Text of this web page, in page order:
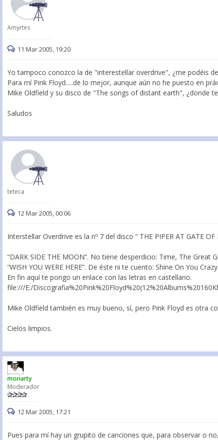
Amyrtes
11 Mar 2005, 19:20
Yo tampoco conozco la de "interestellar overdrive", ¿me podéis
Para mí Pink Floyd.....de lo mejor, aunque aún no he puesto en
Mike Oldfield y su disco de "The songs of distant earth", ¿donde
Saludos
teteca
12 Mar 2005, 00:06
Interstellar Overdrive es la nº 7 del disco “ THE PIPER AT GATE
“DARK SIDE THE MOON”. No tiene desperdicio: Time, The Great
“WISH YOU WERE HERE”. De éste ni te cuento: Shine On You
En fin aquí te pongo un enlace con las letras en castellano.
file:///E:/
Mike Oldfield también es muy bueno, sí, pero Pink Floyd es otra
Cielos limpios.
moriarty
Moderador
12 Mar 2005, 17:21
Pues para mí hay un grupito de canciones que, para observar o